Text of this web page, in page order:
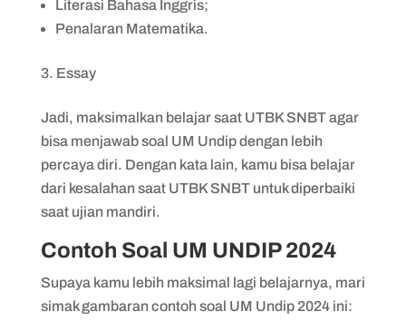
Literasi Bahasa Inggris;
Penalaran Matematika.
Essay
Jadi, maksimalkan belajar saat UTBK SNBT agar
bisa menjawab soal UM Undip dengan lebih
percaya diri. Dengan kata lain, kamu bisa belajar
dari kesalahan saat UTBK SNBT untuk diperbaiki
saat ujian mandiri.
Contoh Soal UM UNDIP 2024
Supaya kamu lebih maksimal lagi belajarnya, mari
simak gambaran contoh soal UM Undip 2024 ini: